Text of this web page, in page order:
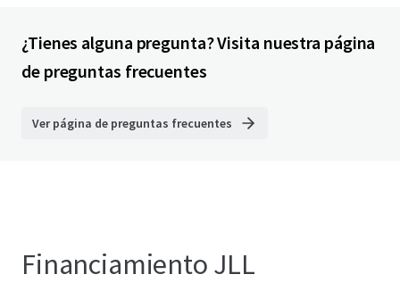
¿Tienes alguna pregunta? Visita nuestra página
de preguntas frecuentes
Ver página de preguntas frecuentes
Financiamiento JLL